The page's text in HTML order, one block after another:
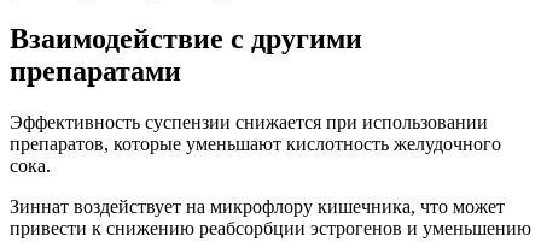
Взаимодействие с другими
препаратами
Эффективность суспензии снижается при использовании
препаратов, которые уменьшают кислотность желудочного
сока.
Зиннат воздействует на микрофлору кишечника, что может
привести к снижению реабсорбции эстрогенов и уменьшению